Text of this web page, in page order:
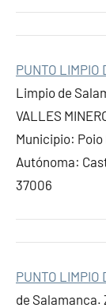
PUNTO LIMPIO
Limpio de
VALLES
Municipio:
Autónoma:
37006
PUNTO LIMPIO
de Salamanca.